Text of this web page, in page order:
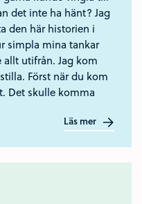
det inte ha hänt? Jag
den här historien i
simpla mina tankar
allt utifrån. Jag kom
Först när du kom
Det skulle komma
Läs mer